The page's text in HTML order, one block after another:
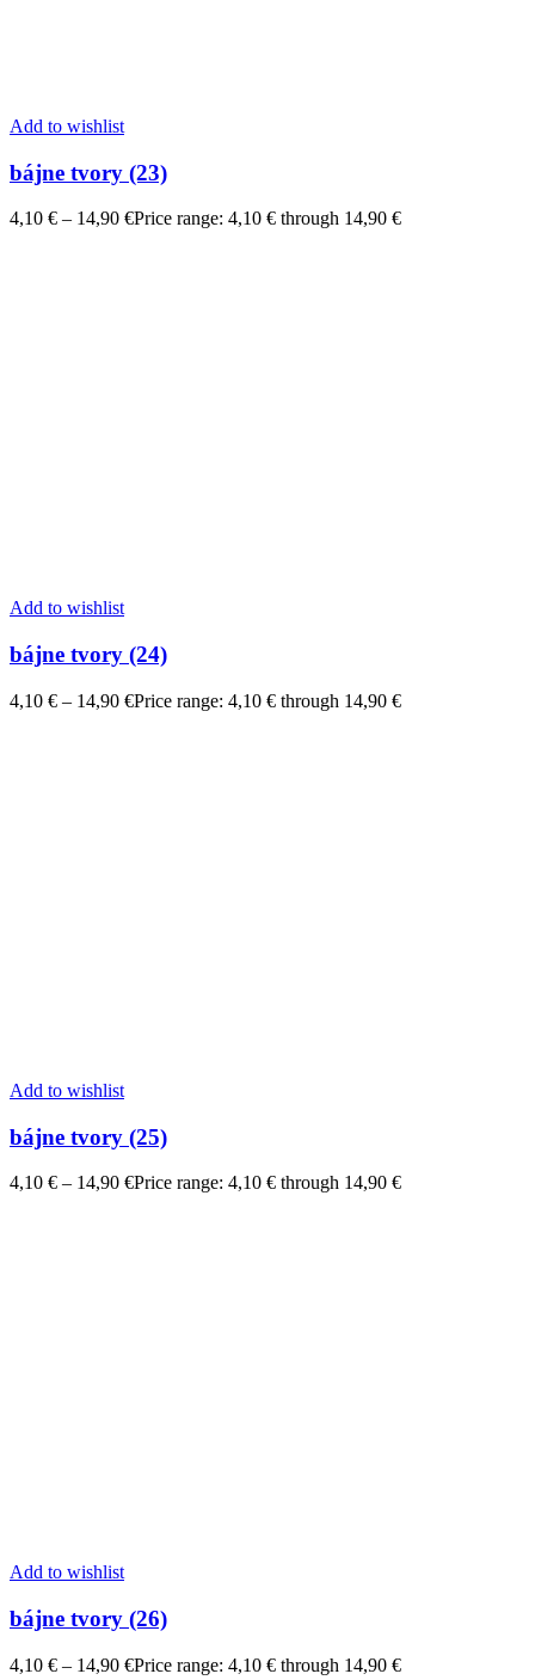
Add to wishlist
bájne tvory (23)
4,10 € – 14,90 €Price range: 4,10 € through 14,90 €
Add to wishlist
bájne tvory (24)
4,10 € – 14,90 €Price range: 4,10 € through 14,90 €
Add to wishlist
bájne tvory (25)
4,10 € – 14,90 €Price range: 4,10 € through 14,90 €
Add to wishlist
bájne tvory (26)
4,10 € – 14,90 €Price range: 4,10 € through 14,90 €